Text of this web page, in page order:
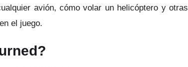
avión, cómo volar un helicóptero y otras
el juego.